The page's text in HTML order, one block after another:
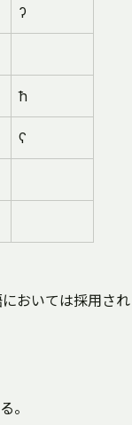
ʔ
ħ
ʕ
おいては採用され
。